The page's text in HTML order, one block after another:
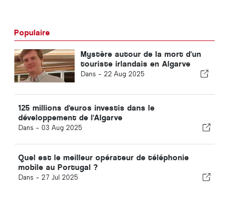
Populaire
Mystère autour de la mort d'un
touriste irlandais en Algarve
Dans - 22 Aug 2025
125 millions d'euros investis dans le
développement de l'Algarve
Dans - 03 Aug 2025
Quel est le meilleur opérateur de téléphonie
mobile au Portugal ?
Dans - 27 Jul 2025